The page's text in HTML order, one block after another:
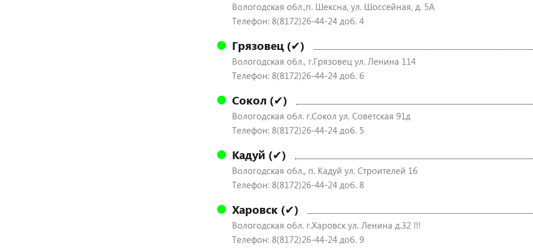
Вологодская обл.,п. Шексна, ул. Шоссейная, д. 5А
Телефон: 8(8172)26-44-24 доб. 4
Грязовец (✔)
Вологодская обл., г.Грязовец ул. Ленина 114
Телефон: 8(8172)26-44-24 доб. 6
Сокол (✔)
Вологодская обл. г.Сокол ул. Советская 91д
Телефон: 8(8172)26-44-24 доб. 5
Кадуй (✔)
Вологодская обл., п. Кадуй ул. Строителей 16
Телефон: 8(8172)26-44-24 доб. 8
Харовск (✔)
Вологодская обл. г.Харовск ул. Ленина д.32 !!!
Телефон: 8(8172)26-44-24 доб. 9